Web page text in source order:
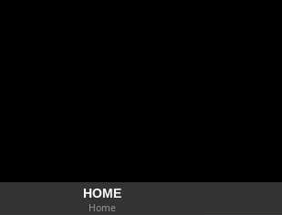
HOME
Home